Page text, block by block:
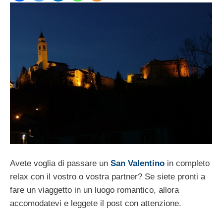
Avete voglia di passare un San Valentino in completo
relax con il vostro o vostra partner? Se siete pronti a
fare un viaggetto in un luogo romantico, allora
accomodatevi e leggete il post con attenzione.